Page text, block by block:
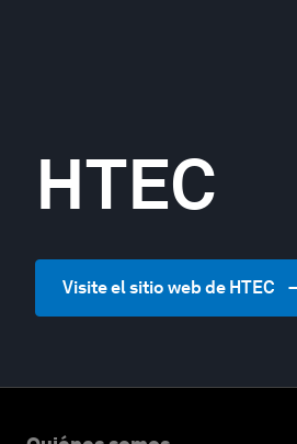
HTEC
Visite el sitio web de HTEC